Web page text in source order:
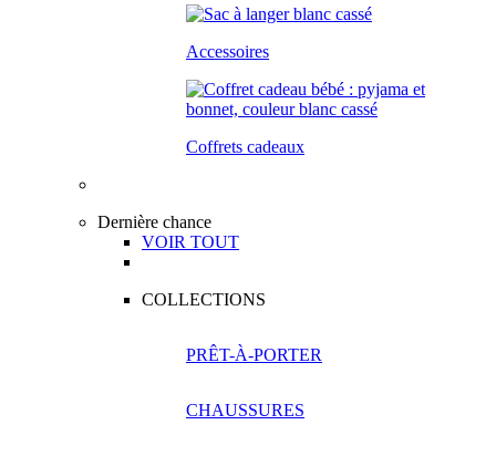
Accessoires
Coffrets cadeaux
Dernière chance
VOIR TOUT
COLLECTIONS
PRÊT-À-PORTER
CHAUSSURES